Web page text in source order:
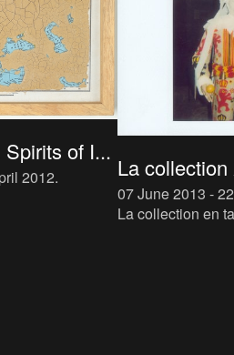
of I...
2012.
La
07 June 2013 -
La collection en